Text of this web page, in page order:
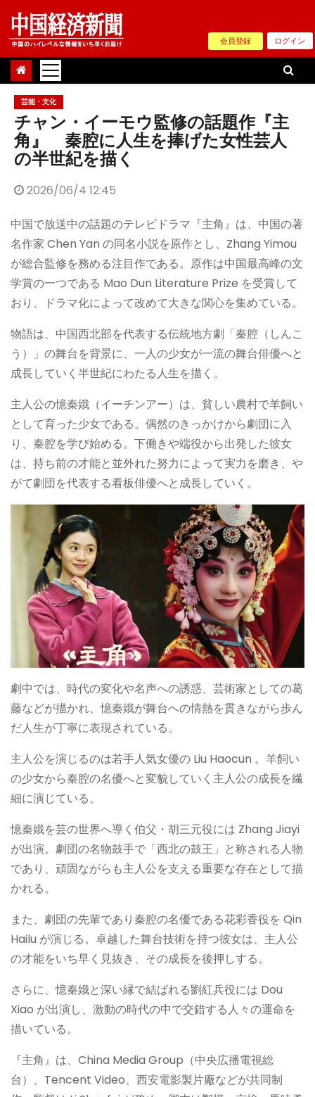
Skip
content
会員登録 ログイン
芸能・文化
チャン・イーモウ監修の話題作『主
角』 秦腔に人生を捧げた女性芸人
の半世紀を描く
2026/06/4 12:45
中国で放送中の話題のテレビドラマ『主角』は、中国の著
名作家 Chen Yan の同名小説を原作とし、Zhang Yimou
が総合監修を務める注目作である。原作は中国最高峰の文
学賞の一つである Mao Dun Literature Prize を受賞して
おり、ドラマ化によって改めて大きな関心を集めている。
物語は、中国西北部を代表する伝統地方劇「秦腔（しんこ
う）」の舞台を背景に、一人の少女が一流の舞台俳優へと
成長していく半世紀にわたる人生を描く。
主人公の憶秦娥（イーチンアー）は、貧しい農村で羊飼い
として育った少女である。偶然のきっかけから劇団に入
り、秦腔を学び始める。下働きや端役から出発した彼女
は、持ち前の才能と並外れた努力によって実力を磨き、や
がて劇団を代表する看板俳優へと成長していく。
劇中では、時代の変化や名声への誘惑、芸術家としての葛
藤などが描かれ、憶秦娥が舞台への情熱を貫きながら歩ん
だ人生が丁寧に表現されている。
主人公を演じるのは若手人気女優の Liu Haocun 。羊飼い
の少女から秦腔の名優へと変貌していく主人公の成長を繊
細に演じている。
憶秦娥を芸の世界へ導く伯父・胡三元役には Zhang Jiayi
が出演。劇団の名物鼓手で「西北の鼓王」と称される人物
であり、頑固ながらも主人公を支える重要な存在として描
かれる。
また、劇団の先輩であり秦腔の名優である花彩香役を Qin
Hailu が演じる。卓越した舞台技術を持つ彼女は、主人公
の才能をいち早く見抜き、その成長を後押しする。
さらに、憶秦娥と深い縁で結ばれる劉紅兵役には Dou
Xiao が出演し、激動の時代の中で交錯する人々の運命を
描いている。
『主角』は、China Media Group（中央広播電視総
台）、Tencent Video、西安電影製片廠などが共同制